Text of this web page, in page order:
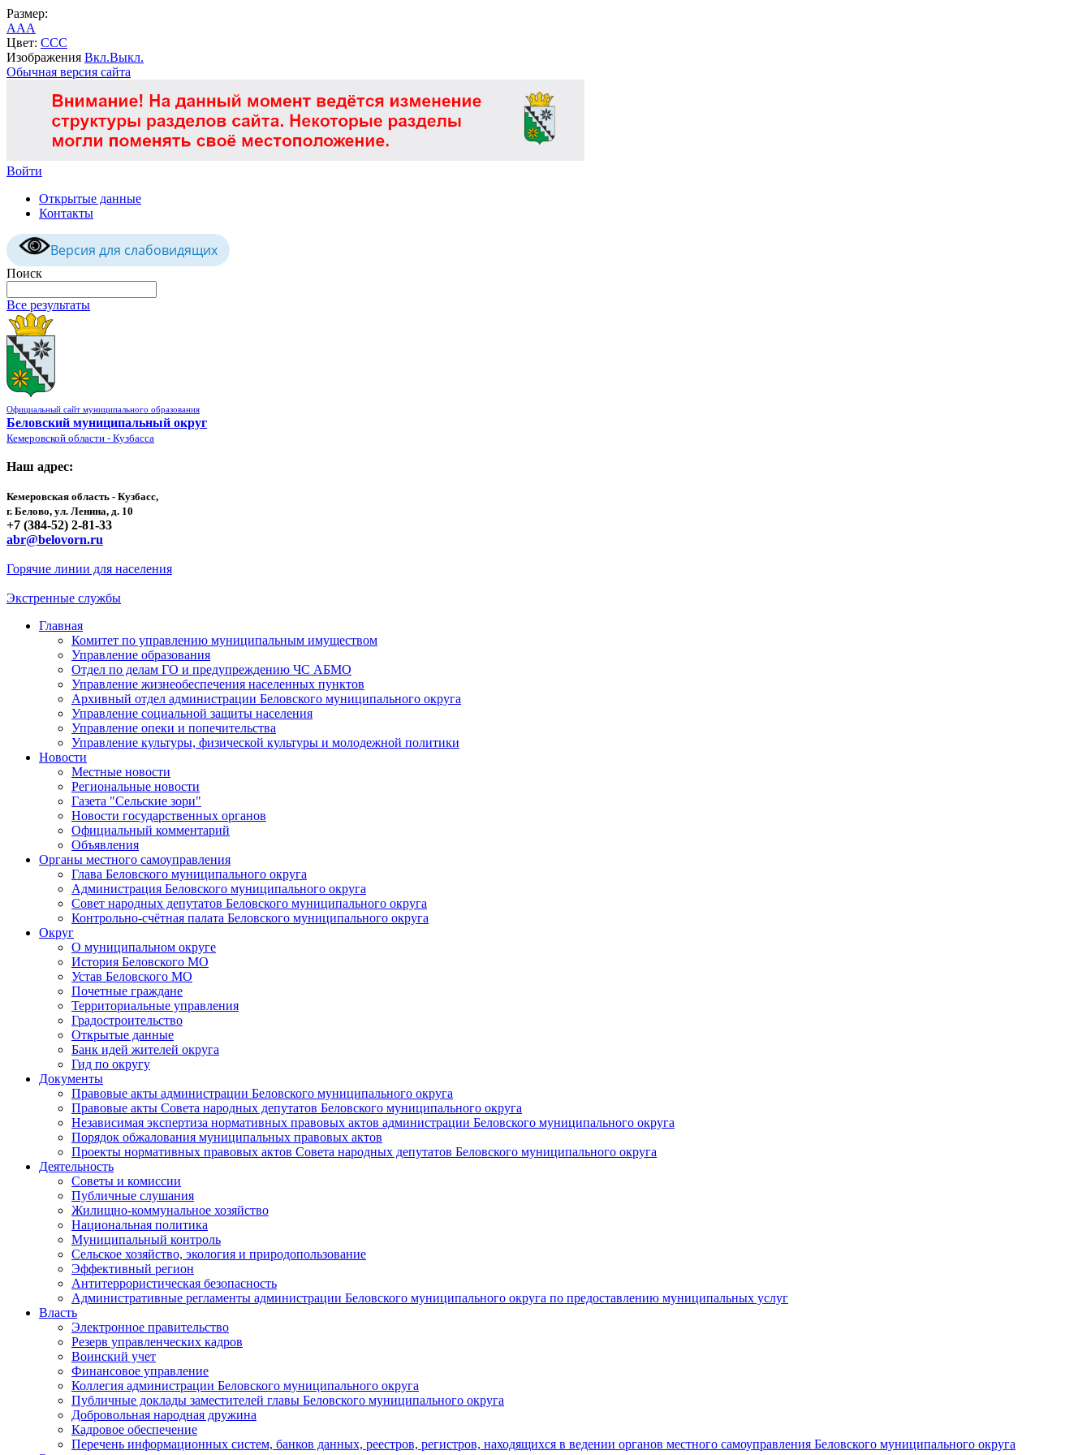
Размер:
AAA
Цвет: CCC
Изображения Вкл.Выкл.
Обычная версия сайта
Войти
Открытые данные
Контакты
Версия для слабовидящих
Поиск
Все результаты
Официальный сайт муниципального образования
Беловский муниципальный округ
Кемеровской области - Кузбасса
Наш адрес:
Кемеровская область - Кузбасс,
г. Белово, ул. Ленина, д. 10
+7 (384-52) 2-81-33
abr@belovorn.ru
Горячие линии для населения
Экстренные службы
Главная
Комитет по управлению муниципальным имуществом
Управление образования
Отдел по делам ГО и предупреждению ЧС АБМО
Управление жизнеобеспечения населенных пунктов
Архивный отдел администрации Беловского муниципального округа
Управление социальной защиты населения
Управление опеки и попечительства
Управление культуры, физической культуры и молодежной политики
Новости
Местные новости
Региональные новости
Газета "Сельские зори"
Новости государственных органов
Официальный комментарий
Объявления
Органы местного самоуправления
Глава Беловского муниципального округа
Администрация Беловского муниципального округа
Совет народных депутатов Беловского муниципального округа
Контрольно-счётная палата Беловского муниципального округа
Округ
О муниципальном округе
История Беловского МО
Устав Беловского МО
Почетные граждане
Территориальные управления
Градостроительство
Открытые данные
Банк идей жителей округа
Гид по округу
Документы
Правовые акты администрации Беловского муниципального округа
Правовые акты Совета народных депутатов Беловского муниципального округа
Независимая экспертиза нормативных правовых актов администрации Беловского муниципального округа
Порядок обжалования муниципальных правовых актов
Проекты нормативных правовых актов Совета народных депутатов Беловского муниципального округа
Деятельность
Советы и комиссии
Публичные слушания
Жилищно-коммунальное хозяйство
Национальная политика
Муниципальный контроль
Сельское хозяйство, экология и природопользование
Эффективный регион
Антитеррористическая безопасность
Административные регламенты администрации Беловского муниципального округа по предоставлению муниципальных услуг
Власть
Электронное правительство
Резерв управленческих кадров
Воинский учет
Финансовое управление
Коллегия администрации Беловского муниципального округа
Публичные доклады заместителей главы Беловского муниципального округа
Добровольная народная дружина
Кадровое обеспечение
Перечень информационных систем, банков данных, реестров, регистров, находящихся в ведении органов местного самоуправления Беловского муниципального округа